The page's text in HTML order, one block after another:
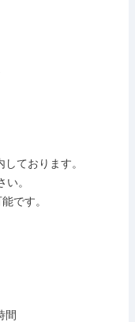
ております。
。
です。
間